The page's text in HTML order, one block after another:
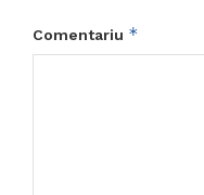
Comentariu *